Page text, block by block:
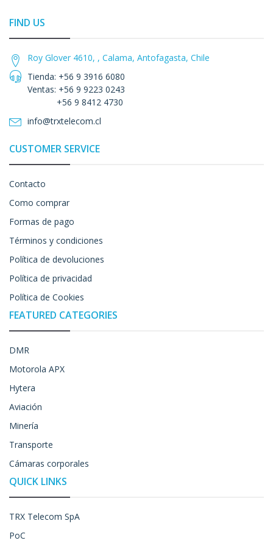
FIND US
Roy Glover 4610, , Calama, Antofagasta, Chile
Tienda: +56 9 3916 6080
Ventas: +56 9 9223 0243
+56 9 8412 4730
info@trxtelecom.cl
CUSTOMER SERVICE
Contacto
Como comprar
Formas de pago
Términos y condiciones
Política de devoluciones
Política de privacidad
Política de Cookies
FEATURED CATEGORIES
DMR
Motorola APX
Hytera
Aviación
Minería
Transporte
Cámaras corporales
QUICK LINKS
TRX Telecom SpA
PoC